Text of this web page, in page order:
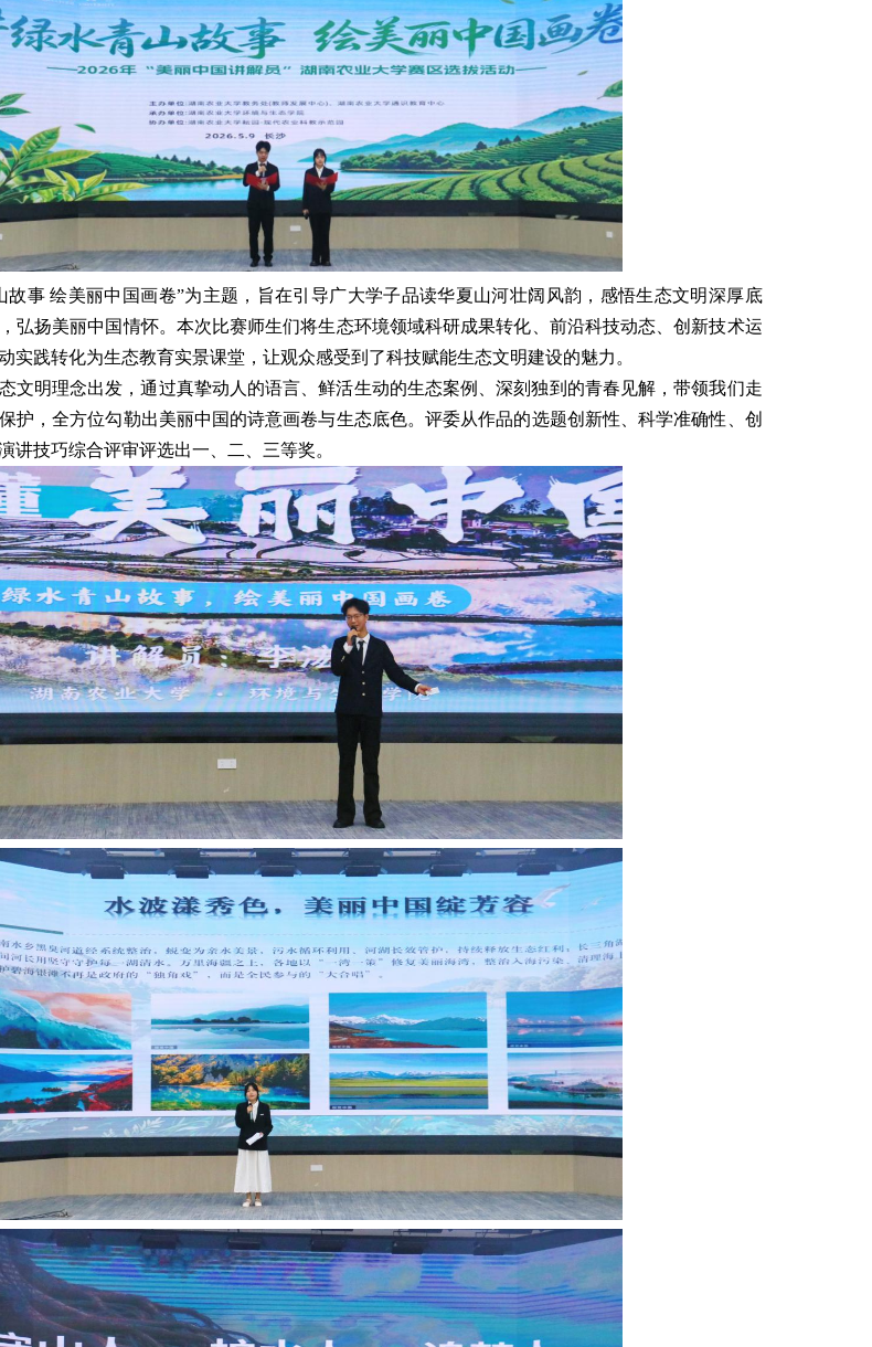
故事 绘美丽中国画卷”为主题，旨在引导广大学子品读华夏山河壮阔风韵，感悟生态文明深厚底
弘扬美丽中国情怀。本次比赛师生们将生态环境领域科研成果转化、前沿科技动态、创新技术运
实践转化为生态教育实景课堂，让观众感受到了科技赋能生态文明建设的魅力。
文明理念出发，通过真挚动人的语言、鲜活生动的生态案例、深刻独到的青春见解，带领我们走
护，全方位勾勒出美丽中国的诗意画卷与生态底色。评委从作品的选题创新性、科学准确性、创
讲技巧综合评审评选出一、二、三等奖。